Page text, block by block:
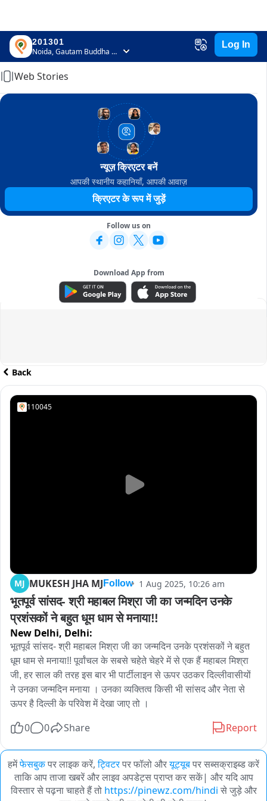
201301
Noida, Gautam Buddha Nagar, Uttar Pradesh
Log In
Home
Web Stories
न्यूज़ क्रिएटर बनें
आपकी स्थानीय कहानियाँ, आपकी आवाज़
क्रिएटर के रूप में जुड़ें
Follow us on
Download App from
ADVERTISEMENT
Back
110045
MJ MUKESH JHA MJ Follow 1 Aug 2025, 10:26 am
भूतपूर्व सांसद- श्री महाबल मिश्रा जी का जन्मदिन उनके
प्रशंसकों ने बहुत धूम धाम से मनाया!!
New Delhi, Delhi:
भूतपूर्व सांसद- श्री महाबल मिश्रा जी का जन्मदिन उनके प्रशंसकों ने बहुत
धूम धाम से मनाया!! पूर्वांचल के सबसे चहेते चेहरे में से एक हैं महाबल मिश्रा
जी, हर साल की तरह इस बार भी पार्टीलाइन से ऊपर उठकर दिल्लीवासीयों
ने उनका जन्मदिन मनाया । उनका व्यक्तित्व किसी भी सांसद और नेता से
ऊपर है दिल्ली के परिवेश में देखा जाए तो ।
0 0 Share Report
हमेंफेसबुकपर लाइक करें, ट्विटरपर फॉलो औरयूट्यूबपर सब्सक्राइब्ड करें
ताकि आप ताजा खबरें और लाइव अपडेट्स प्राप्त कर सकें| और यदि आप
विस्तार से पढ़ना चाहते हैं तो https://pinewz.com/hindi से जुड़े और